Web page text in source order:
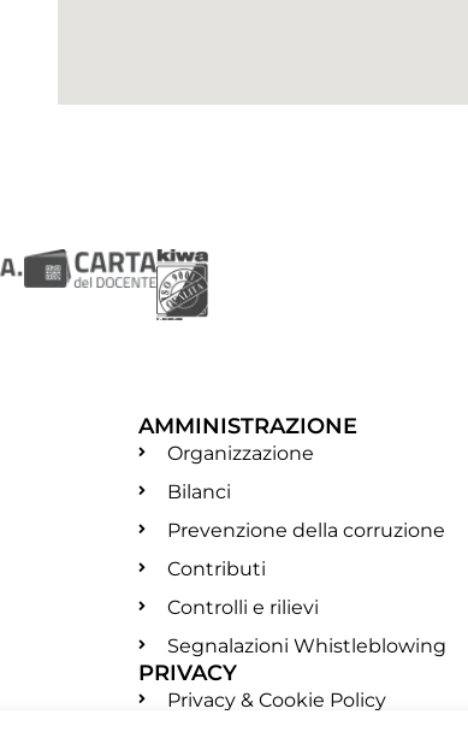
AMMINISTRAZIONE
Organizzazione
Bilanci
Prevenzione della corruzione
Contributi
Controlli e rilievi
Segnalazioni Whistleblowing
PRIVACY
Privacy & Cookie Policy